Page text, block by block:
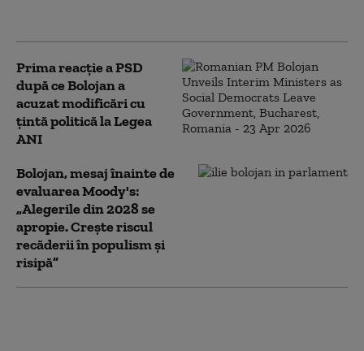
Prima reacție a PSD
după ce Bolojan a
acuzat modificări cu
țintă politică la Legea
ANI
Bolojan, mesaj înainte de
evaluarea Moody's:
„Alegerile din 2028 se
apropie. Crește riscul
recăderii în populism și
risipă”